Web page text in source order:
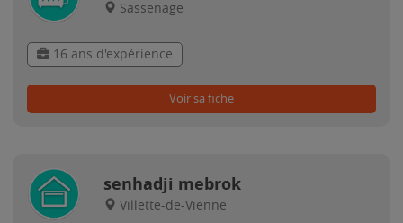
Sassenage
16 ans d'expérience
Voir sa fiche
senhadji mebrok
Villette-de-Vienne